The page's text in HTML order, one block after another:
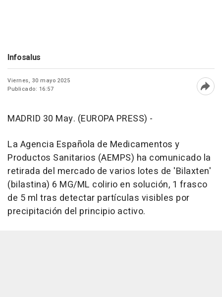
Infosalus
Viernes, 30 mayo 2025
Publicado: 16:57
MADRID 30 May. (EUROPA PRESS) -
La Agencia Española de Medicamentos y
Productos Sanitarios (AEMPS) ha comunicado la
retirada del mercado de varios lotes de 'Bilaxten'
(bilastina) 6 MG/ML colirio en solución, 1 frasco
de 5 ml tras detectar partículas visibles por
precipitación del principio activo.